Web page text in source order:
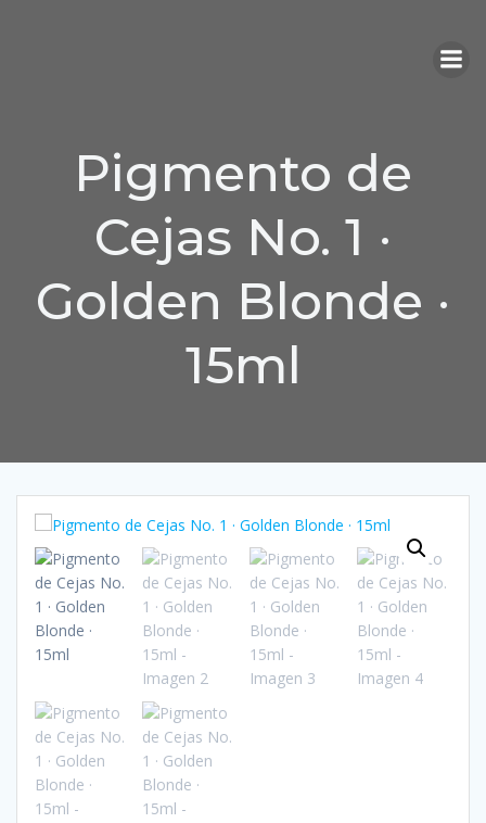
Pigmento de
Cejas No. 1 ·
Golden Blonde ·
15ml